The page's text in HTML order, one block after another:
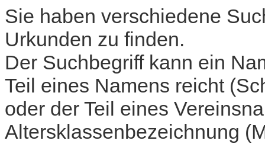
Sie haben verschiedene
Urkunden zu finden.
Der Suchbegriff kann ein
Teil eines Namens reicht
oder der Teil eines
Altersklassenbezeichnung